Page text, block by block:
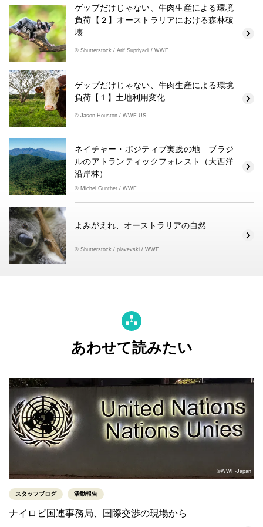
ゲップだけじゃない、牛肉生産による環境
負荷【２】オーストラリアにおける森林破
壊
© Shutterstock / Arif Supriyadi / WWF
ゲップだけじゃない、牛肉生産による環境
負荷【１】土地利用変化
© Jason Houston / WWF-US
ネイチャー・ポジティブ実践の地 ブラジ
ルのアトランティックフォレスト（大西洋
沿岸林）
© Michel Gunther / WWF
よみがえれ、オーストラリアの自然
© Shutterstock / plavevski / WWF
あわせて読みたい
©WWF-Japan
スタッフブログ 活動報告
ナイロビ国連事務局、国際交渉の現場から